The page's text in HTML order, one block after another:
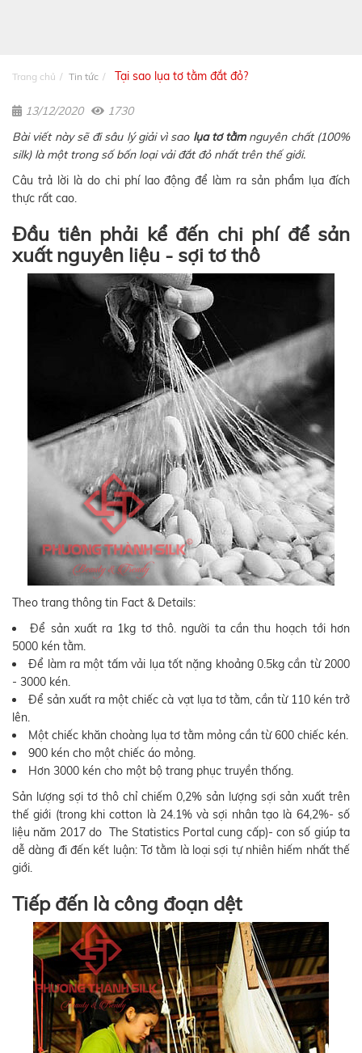
Trang chủ Tin tức Tại sao lụa tơ tằm đắt đỏ?
13/12/2020
1730
Bài viết này sẽ đi sâu lý giải vì sao lụa tơ tằmnguyên chất (100%
silk) là một trong số bốn loại vải đắt đỏ nhất trên thế giới.
Câu trả lời là do chi phí lao động để làm ra sản phẩm lụa đích
thực rất cao.
Đầu tiên phải kể đến chi phí để sản
xuất nguyên liệu - sợi tơ thô
Theo trang thông tin Fact & Details:
Để sản xuất ra 1kg tơ thô. người ta cần thu hoạch tới hơn
5000 kén tằm.
Để làm ra một tấm vải lụa tốt nặng khoảng 0.5kg cần từ 2000
- 3000 kén.
Để sản xuất ra một chiếc cà vạt lụa tơ tằm, cần từ 110 kén trở
lên.
Một chiếc khăn choàng lụa tơ tằm mỏng cần từ 600 chiếc kén.
900 kén cho một chiếc áo mỏng.
Hơn 3000 kén cho một bộ trang phục truyền thống.
Sản lượng sợi tơ thô chỉ chiếm 0,2% sản lượng sợi sản xuất trên
thế giới (trong khi cotton là 24.1% và sợi nhân tạo là 64,2%- số
liệu năm 2017 do The Statistics Portal cung cấp)- con số giúp ta
dễ dàng đi đến kết luận: Tơ tằm là loại sợi tự nhiên hiếm nhất thế
giới.
Tiếp đến là công đoạn dệt